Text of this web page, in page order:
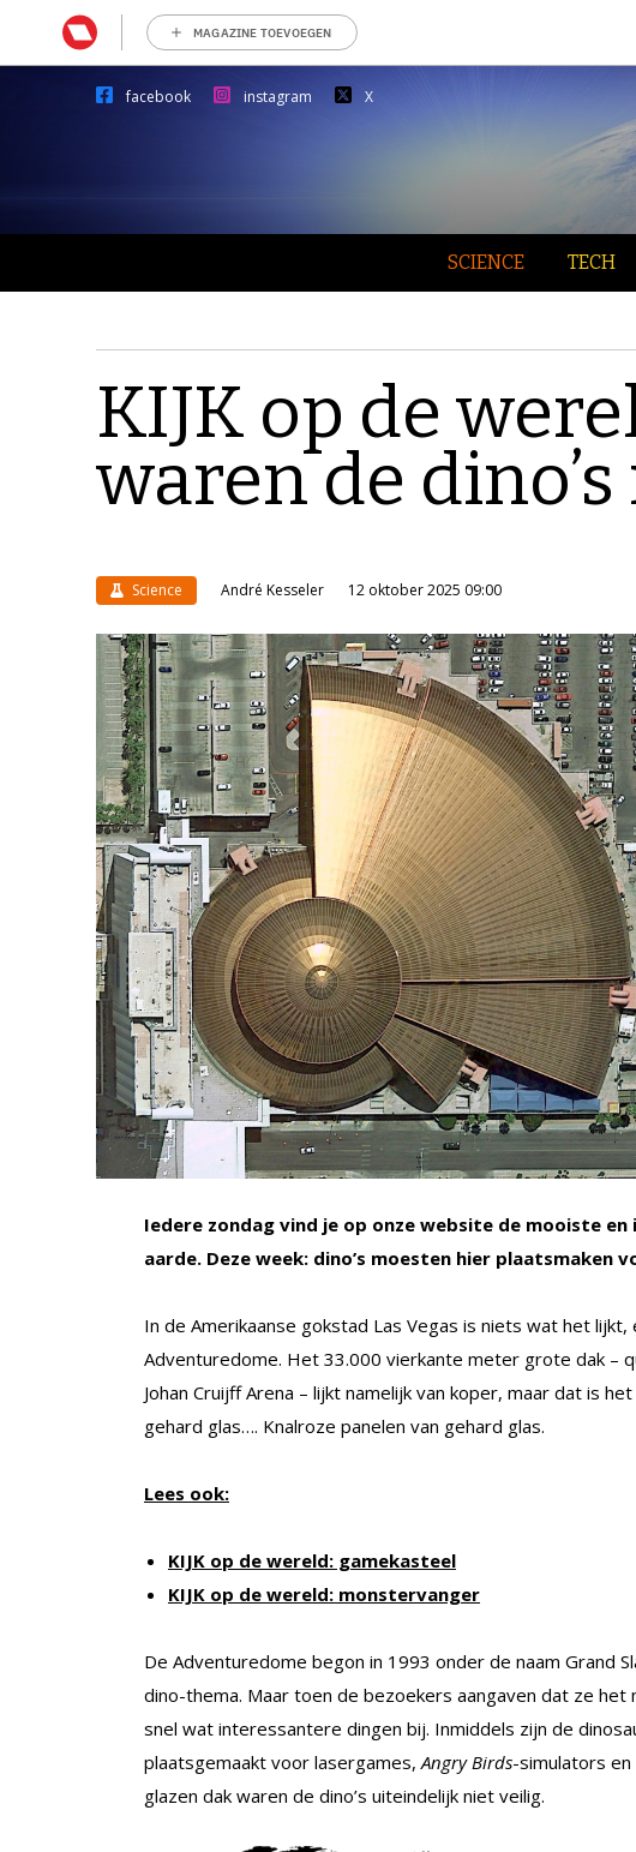
MAGAZINE TOEVOEGEN
facebook instagram X
SCIENCE TECH
KIJK op de
waren de
Science André Kesseler 12 oktober 2025 09:00
Iedere zondag vind je op onze website de mooiste
aarde. Deze week: dino’s moesten hier plaatsmaken
In de Amerikaanse gokstad Las Vegas is niets wat het
Adventuredome. Het 33.000 vierkante meter grote dak –
Johan Cruijff Arena – lijkt namelijk van koper, maar dat is
gehard glas…. Knalroze panelen van gehard glas.
Lees ook:
KIJK op de wereld: gamekasteel
KIJK op de wereld: monstervanger
De Adventuredome begon in 1993 onder de naam Grand
dino-thema. Maar toen de bezoekers aangaven dat ze het
snel wat interessantere dingen bij. Inmiddels zijn de
plaatsgemaakt voor lasergames, Angry Birds-simulators
glazen dak waren de dino’s uiteindelijk niet veilig.